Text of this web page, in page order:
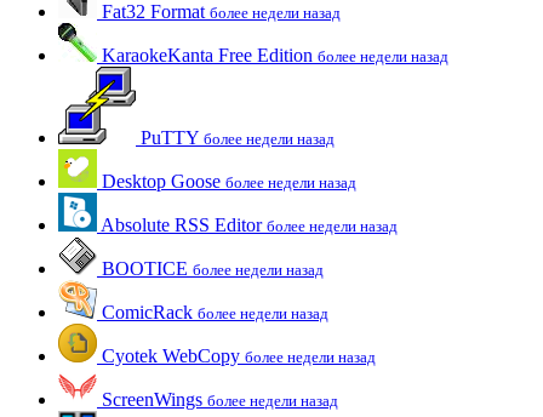
Fat32 Format более недели назад
KaraokeKanta Free Edition более недели назад
PuTTY более недели назад
Desktop Goose более недели назад
Absolute RSS Editor более недели назад
BOOTICE более недели назад
ComicRack более недели назад
Cyotek WebCopy более недели назад
ScreenWings более недели назад